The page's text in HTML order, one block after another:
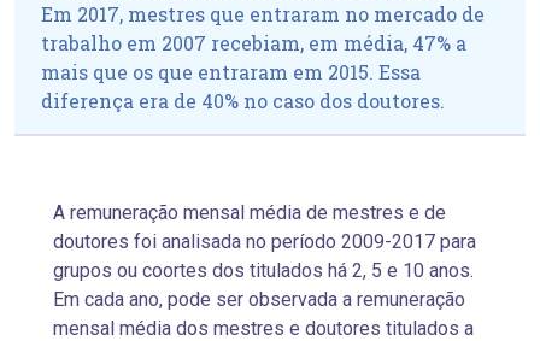
Em 2017, mestres que entraram no mercado de
trabalho em 2007 recebiam, em média, 47% a
mais que os que entraram em 2015. Essa
diferença era de 40% no caso dos doutores.
A remuneração mensal média de mestres e de
doutores foi analisada no período 2009-2017 para
grupos ou coortes dos titulados há 2, 5 e 10 anos.
Em cada ano, pode ser observada a remuneração
mensal média dos mestres e doutores titulados a